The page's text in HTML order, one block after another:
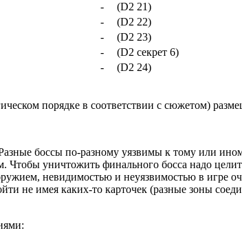
-
(D2 21)
-
(D2 22)
-
(D2 23)
-
(D2 секрет 6)
- (D2 24)
порядке в соответствии с сюжетом)
боссы по-разному уязвимы к тому или
уничтожить финального босса надо
невидимостью и неуязвимостью в игре
не имея каких-то карточек (разные зоны